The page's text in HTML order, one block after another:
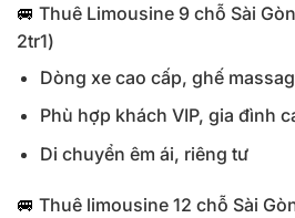
🚐 Thuê Limousine 9 chỗ Sài
2tr1)
Dòng xe cao cấp, ghế
Phù hợp khách VIP, gia đình
Di chuyển êm ái, riêng tư
🚐 Thuê limousine 12 chỗ Sài